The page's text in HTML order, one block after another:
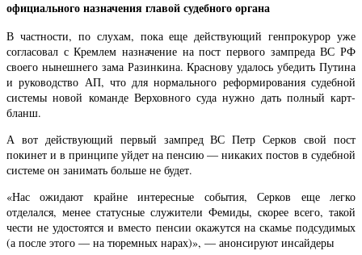
официального назначения главой судебного органа
В частности, по слухам, пока еще действующий генпрокурор уже
согласовал с Кремлем назначение на пост первого зампреда ВС РФ
своего нынешнего зама Разинкина. Краснову удалось убедить Путина
и руководство АП, что для нормального реформирования судебной
системы новой команде Верховного суда нужно дать полный карт-
бланш.
А вот действующий первый зампред ВС Петр Серков свой пост
покинет и в принципе уйдет на пенсию — никаких постов в судебной
системе он занимать больше не будет.
«Нас ожидают крайне интересные события, Серков еще легко
отделался, менее статусные служители Фемиды, скорее всего, такой
чести не удостоятся и вместо пенсии окажутся на скамье подсудимых
(а после этого — на тюремных нарах)», — анонсируют инсайдеры